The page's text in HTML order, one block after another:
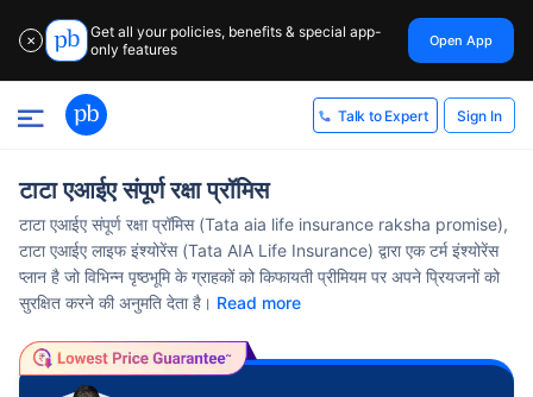
✕
Get all your policies, benefits & special app-
only features
Open App
Talk to Expert Sign In
टाटा एआईए संपूर्ण रक्षा प्रॉमिस
टाटा एआईए संपूर्ण रक्षा प्रॉमिस (Tata aia life insurance raksha promise),
टाटा एआईए लाइफ इंश्योरेंस (Tata AIA Life Insurance) द्वारा एक टर्म इंश्योरेंस
प्लान है जो विभिन्न पृष्ठभूमि के ग्राहकों को किफायती प्रीमियम पर अपने प्रियजनों को
सुरक्षित करने की अनुमति देता है। Read more